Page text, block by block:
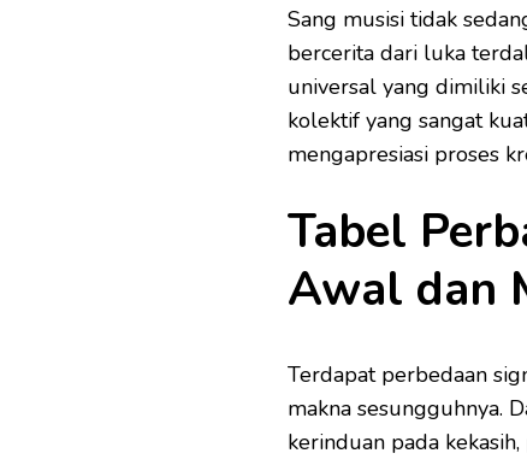
Sang musisi tidak
bercerita dari luka
universal yang dimiliki
kolektif yang sangat
mengapresiasi proses
Tabel
Awal dan
Terdapat perbedaan
makna sesungguhnya.
kerinduan pada